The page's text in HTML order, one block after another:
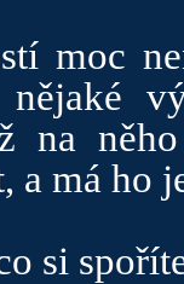
moc
nějaké
na
a má ho
si